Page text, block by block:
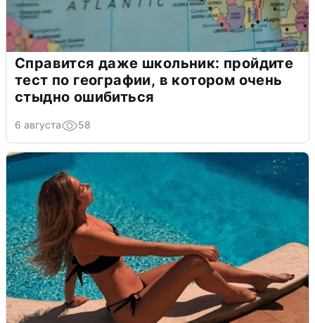
Справится даже школьник: пройдите
тест по географии, в котором очень
стыдно ошибиться
6 августа 58